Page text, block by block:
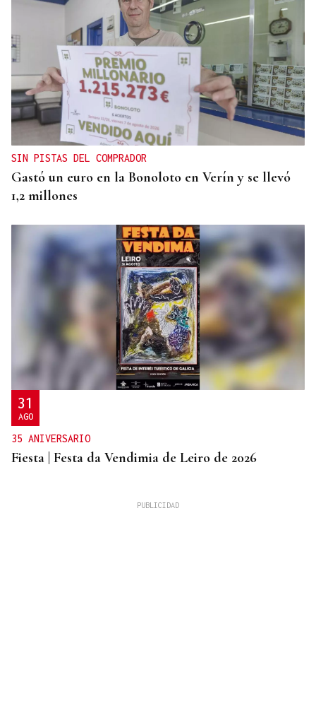
SIN PISTAS DEL COMPRADOR
Gastó un euro en la Bonoloto en Verín y se llevó
1,2 millones
31
AGO
35 ANIVERSARIO
Fiesta | Festa da Vendimia de Leiro de 2026